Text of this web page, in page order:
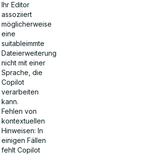
Ihr Editor
assoziiert
möglicherweise
eine
suitableimmte
Dateierweiterung
nicht mit einer
Sprache, die
Copilot
verarbeiten
kann.
Fehlen von
kontextuellen
Hinweisen: In
einigen Fällen
fehlt Copilot